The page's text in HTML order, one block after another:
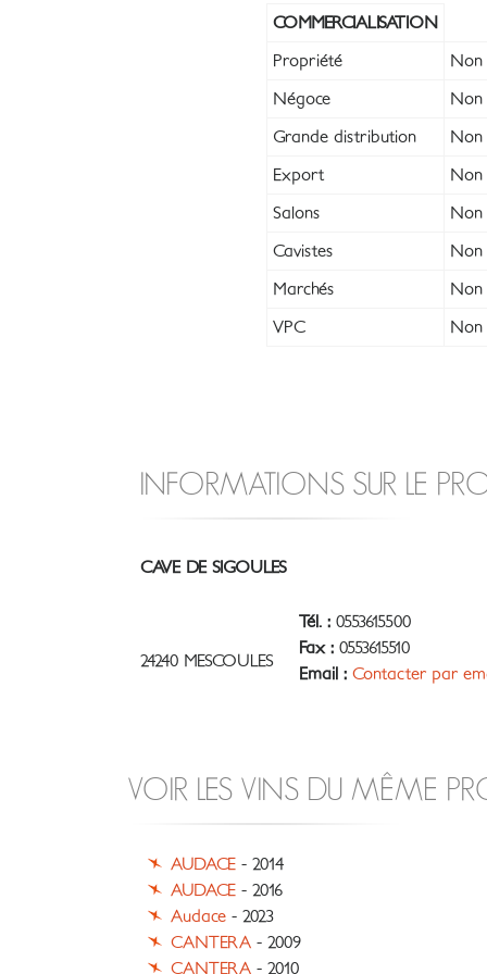
COMMERCIALISATION
Propriété Non
Négoce Non
Grande distribution Non
Export Non
Salons Non
Cavistes Non
Marchés Non
VPC Non
INFORMATIONS SUR LE
CAVE DE SIGOULES
24240 MESCOULES
Tél. : 0553615500
Fax : 0553615510
Email : Contacter par
VOIR LES VINS DU MÊME
AUDACE - 2014
AUDACE - 2016
Audace - 2023
CANTERA - 2009
CANTERA - 2010